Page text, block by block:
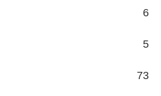
6
5
73